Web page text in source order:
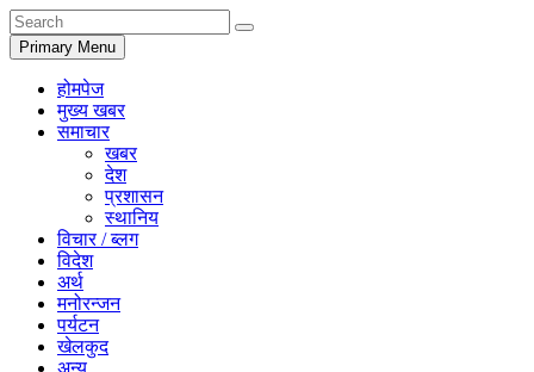
Primary Menu
होमपेज
मुख्य खबर
समाचार
खबर
देश
प्रशासन
स्थानिय
विचार / ब्लग
विदेश
अर्थ
मनोरन्जन
पर्यटन
खेलकुद
अन्य